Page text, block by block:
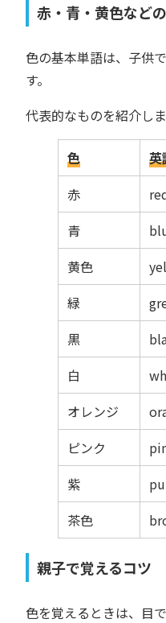
赤・青・黄色など
色の基本単語は、子供
す。
代表的なものを紹介しま
色 英
赤
青
黄色
緑
黒
白
オレンジ
ピンク
紫
茶色
親子で覚えるコツ
色を覚えるときは、目